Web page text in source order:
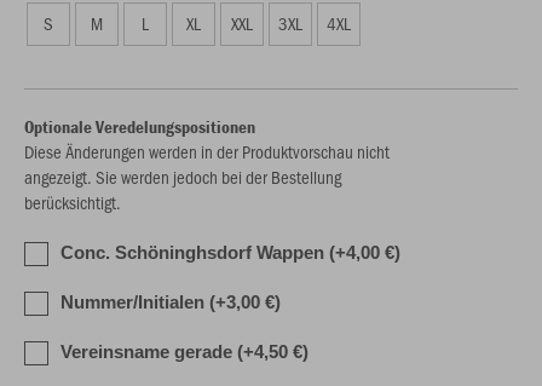
S M L XL XXL 3XL 4XL
Optionale Veredelungspositionen
Diese Änderungen werden in der Produktvorschau nicht
angezeigt. Sie werden jedoch bei der Bestellung
berücksichtigt.
Conc. Schöninghsdorf Wappen (+4,00 €)
Nummer/Initialen (+3,00 €)
Vereinsname gerade (+4,50 €)